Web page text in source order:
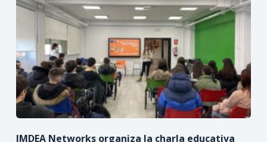
IMDEA Networks organiza la charla educativa